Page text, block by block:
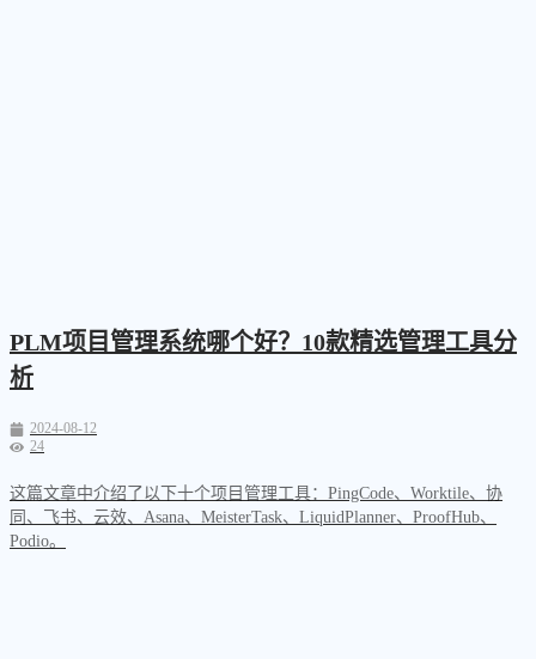
PLM项目管理系统哪个好？10款精选管理工具分
析
2024-08-12
24
这篇文章中介绍了以下十个项目管理工具：PingCode、Worktile、协
同、飞书、云效、Asana、MeisterTask、LiquidPlanner、ProofHub、
Podio。